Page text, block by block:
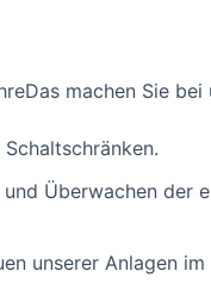
machen Sie bei
und Überwachen der
unserer Anlagen